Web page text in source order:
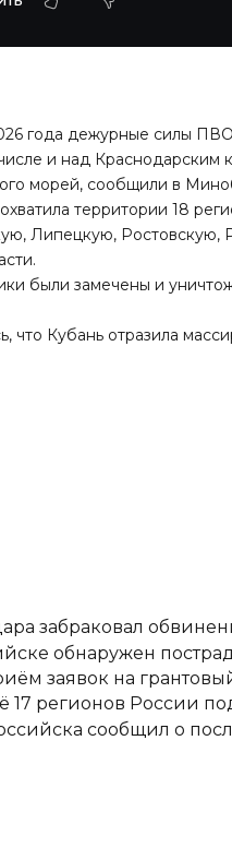
года дежурные силы
и над Краснодарским
морей, сообщили в
территории 18
Липецкую, Ростовскую,
были замечены и
что Кубань отразила
забраковал
обнаружен
заявок на
17 регионов России
сообщил о